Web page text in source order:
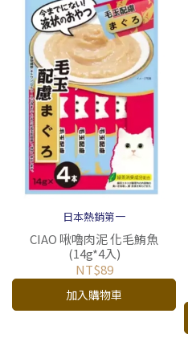
日本熱銷第一
CIAO 啾嚕肉泥 化毛鮪魚
(14g*4入)
NT$89
加入購物車